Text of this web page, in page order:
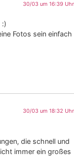
30/03 um 16:39 Uhr
:)
Fotos sein einfach
30/03 um 18:32 Uhr
die schnell und
immer ein großes